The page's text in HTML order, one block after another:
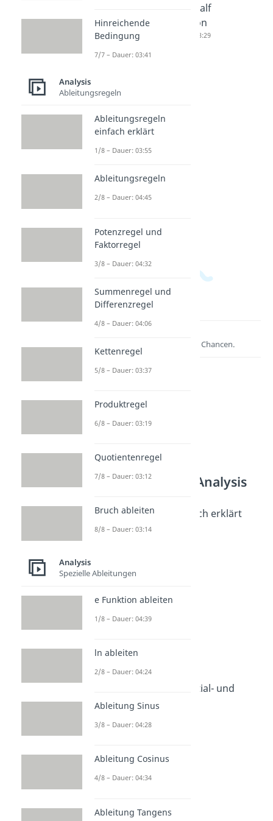
onsrege
ln
tz der
Differen
tial- und
Integralf
unktion
Dauer: 03:29
Entdecke hier deine Chancen.
Weitere Inhalte: Analysis
Integralrechnung einfach erklärt
Dauer: 04:48
Stammfunktion
Dauer: 04:34
Dauer: 05:10
Integrieren
Dauer: 04:36
Dauer: 04:35
Hauptsatz der Differential- und
Integralrechnung
Integralfunktion
Hinreichende
Bedingung
7/7 – Dauer: 03:41
Analysis
Ableitungsregeln
Ableitungsregeln
einfach erklärt
1/8 – Dauer: 03:55
Ableitungsregeln
2/8 – Dauer: 04:45
Potenzregel und
Faktorregel
3/8 – Dauer: 04:32
Summenregel und
Differenzregel
4/8 – Dauer: 04:06
Kettenregel
5/8 – Dauer: 03:37
Produktregel
6/8 – Dauer: 03:19
Quotientenregel
7/8 – Dauer: 03:12
Bruch ableiten
8/8 – Dauer: 03:14
Analysis
Spezielle Ableitungen
e Funktion ableiten
1/8 – Dauer: 04:39
ln ableiten
2/8 – Dauer: 04:24
Ableitung Sinus
3/8 – Dauer: 04:28
Ableitung Cosinus
4/8 – Dauer: 04:34
Ableitung Tangens